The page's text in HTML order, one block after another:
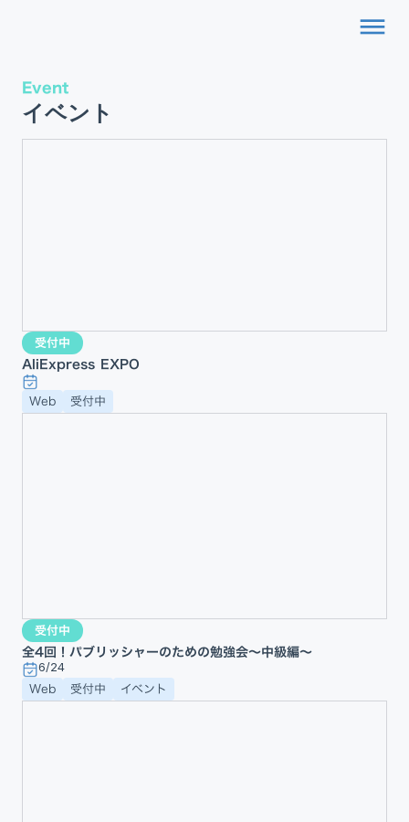
dehaze
Event
イベント
受付中
AliExpress EXPO
Web 受付中
受付中
全4回！パブリッシャーのための勉強会〜中級編〜
6/24
Web 受付中 イベント